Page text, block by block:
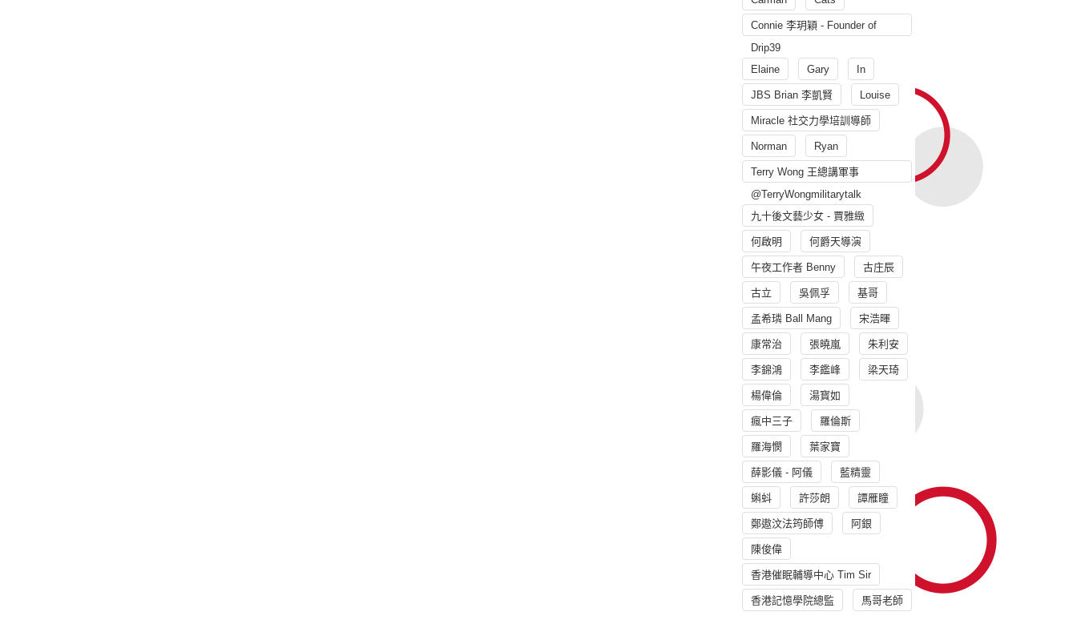
Connie 李玥穎 - Founder of
Drip39
Elaine
Gary In
JBS Brian 李凱賢 Louise
Miracle 社交力學培訓導師
Norman Ryan
Terry Wong 王總講軍事
@TerryWongmilitarytalk
九十後文藝少女 - 賈雅緻
何啟明 何爵天導演
午夜工作者 Benny 古庄辰
古立 吳佩孚 基哥
孟希璘 Ball Mang 宋浩暉
康常治 張曉嵐 朱利安
李錦鴻 李鑑峰 梁天琦
楊偉倫 湯寳如
瘋中三子 羅倫斯
羅海憫 葉家寶
薛影儀 - 阿儀 藍精靈
蝌蚪 許莎朗 譚雁瞳
鄭遨汶法筠師傅 阿銀
陳俊偉
香港催眠輔導中心 Tim Sir
香港記憶學院總監 馬哥老師